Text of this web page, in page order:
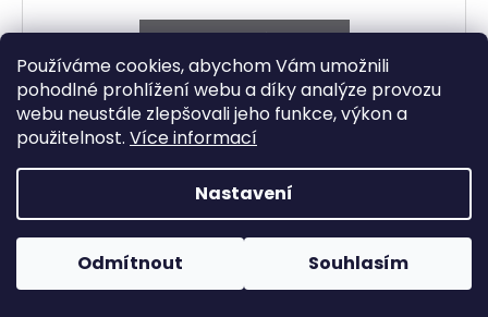
Používáme cookies, abychom Vám umožnili
pohodlné prohlížení webu a díky analýze provozu
webu neustále zlepšovali jeho funkce, výkon a
použitelnost. Více informací
Nastavení
Odmítnout Souhlasím
Atmosphere, vlněný, 10/38 Prsa: 50 cm Délka: 76 cm
Rukáv: 61 cm
O
l
19položek celkem